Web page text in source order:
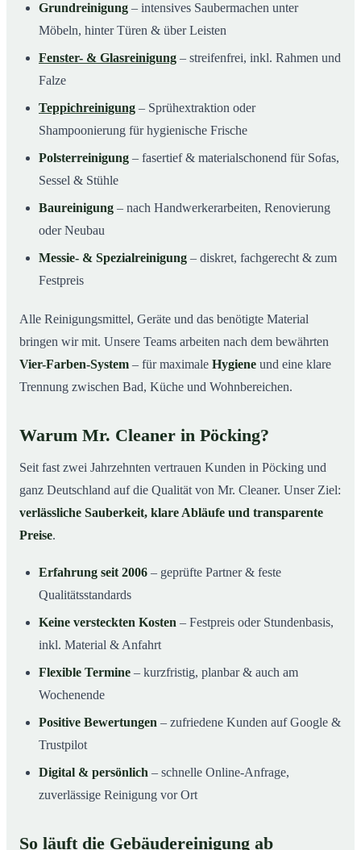
Grundreinigung – intensives Saubermachen unter
Möbeln, hinter Türen & über Leisten
Fenster- & Glasreinigung – streifenfrei, inkl. Rahmen und
Falze
Teppichreinigung – Sprühextraktion oder
Shampoonierung für hygienische Frische
Polsterreinigung – fasertief & materialschonend für Sofas,
Sessel & Stühle
Baureinigung – nach Handwerkerarbeiten, Renovierung
oder Neubau
Messie- & Spezialreinigung – diskret, fachgerecht & zum
Festpreis
Alle Reinigungsmittel, Geräte und das benötigte Material
bringen wir mit. Unsere Teams arbeiten nach dem bewährten
Vier-Farben-System – für maximale Hygiene und eine klare
Trennung zwischen Bad, Küche und Wohnbereichen.
Warum Mr. Cleaner in Pöcking?
Seit fast zwei Jahrzehnten vertrauen Kunden in Pöcking und
ganz Deutschland auf die Qualität von Mr. Cleaner. Unser Ziel:
verlässliche Sauberkeit, klare Abläufe und transparente
Preise.
Erfahrung seit 2006 – geprüfte Partner & feste
Qualitätsstandards
Keine versteckten Kosten – Festpreis oder Stundenbasis,
inkl. Material & Anfahrt
Flexible Termine – kurzfristig, planbar & auch am
Wochenende
Positive Bewertungen – zufriedene Kunden auf Google &
Trustpilot
Digital & persönlich – schnelle Online-Anfrage,
zuverlässige Reinigung vor Ort
So läuft die Gebäudereinigung ab